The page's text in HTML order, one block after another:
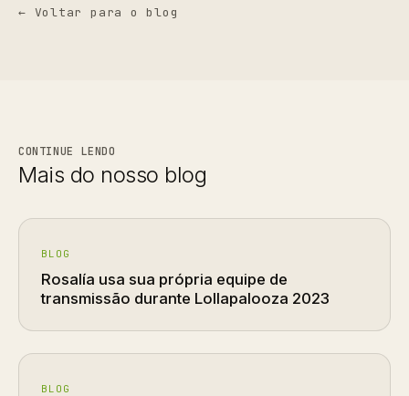
← Voltar para o blog
CONTINUE LENDO
Mais do nosso blog
BLOG
Rosalía usa sua própria equipe de
transmissão durante Lollapalooza 2023
BLOG